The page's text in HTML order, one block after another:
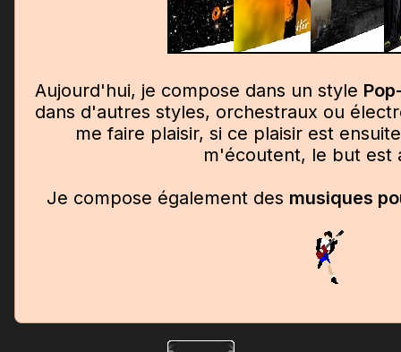
Aujourd'hui, je compose dans un style
dans d'autres styles, orchestraux ou
me faire plaisir, si ce plaisir est
m'écoutent, le but est
Je compose également des musiques